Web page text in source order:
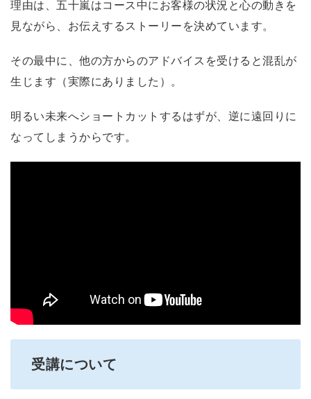
理由は、五十嵐はコース中にお客様の状況と心の動きを
見ながら、お伝えするストーリーを決めています。
その最中に、他の方からのアドバイスを受けると混乱が
生じます（実際にありました）。
明るい未来へショートカットするはずが、逆に遠回りに
なってしまうからです。
受講について